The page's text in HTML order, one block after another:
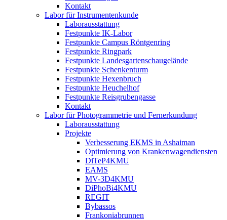
Kontakt
Labor für Instrumentenkunde
Laborausstattung
Festpunkte IK-Labor
Festpunkte Campus Röntgenring
Festpunkte Ringpark
Festpunkte Landesgartenschaugelände
Festpunkte Schenkenturm
Festpunkte Hexenbruch
Festpunkte Heuchelhof
Festpunkte Reisgrubengasse
Kontakt
Labor für Photogrammetrie und Fernerkundung
Laborausstattung
Projekte
Verbesserung EKMS in Ashaiman
Optimierung von Krankenwagendiensten
DiTeP4KMU
EAMS
MV-3D4KMU
DiPhoBi4KMU
REGIT
Bybassos
Frankoniabrunnen